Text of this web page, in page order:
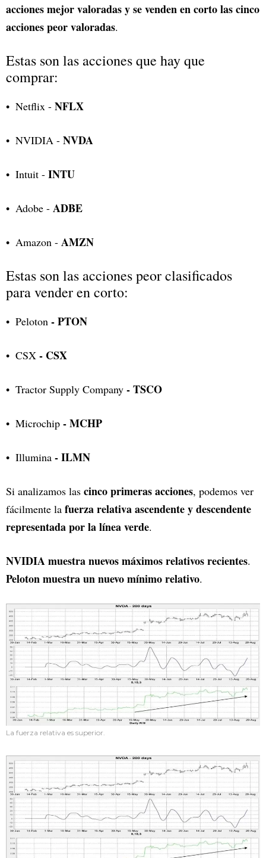
acciones mejor valoradas y se venden en corto las cinco
acciones peor valoradas.
Estas son las acciones que hay que
comprar:
Netflix - NFLX
NVIDIA - NVDA
Intuit - INTU
Adobe - ADBE
Amazon - AMZN
Estas son las acciones peor clasificados
para vender en corto:
Peloton - PTON
CSX - CSX
Tractor Supply Company - TSCO
Microchip - MCHP
Illumina - ILMN
Si analizamos las cinco primeras acciones, podemos ver
fácilmente la fuerza relativa ascendente y descendente
representada por la línea verde.
NVIDIA muestra nuevos máximos relativos recientes.
Peloton muestra un nuevo mínimo relativo.
La fuerza relativa es superior.